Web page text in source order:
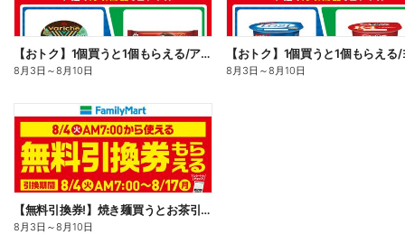
【おトク】1個買うと1個もらえる/アイス
8月3日 ～8月10日 8月3日 ～8月10日
【無料引換券!】焼き麺買うとお茶引換券貰える!
8月3日 ～8月10日